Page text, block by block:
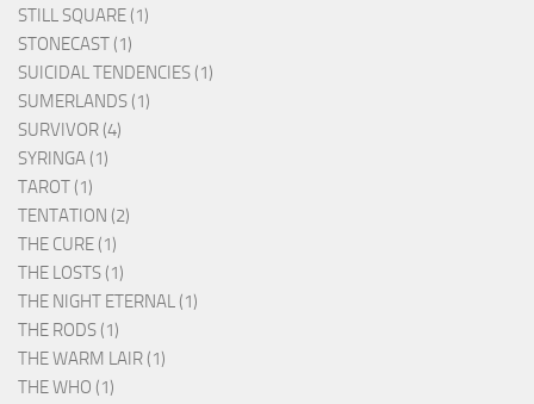
STILL SQUARE (1)
STONECAST (1)
SUICIDAL TENDENCIES (1)
SUMERLANDS (1)
SURVIVOR (4)
SYRINGA (1)
TAROT (1)
TENTATION (2)
THE CURE (1)
THE LOSTS (1)
THE NIGHT ETERNAL (1)
THE RODS (1)
THE WARM LAIR (1)
THE WHO (1)